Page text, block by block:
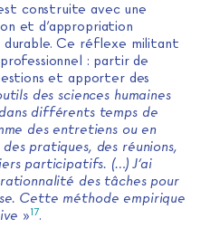
construite avec une
et d’appropriation
durable. Ce réflexe militant
: partir de
et apporter des
des sciences humaines
différents temps de
des entretiens ou en
pratiques, des réunions,
participatifs. (…) J’ai
des tâches pour
Cette méthode empirique
»17.